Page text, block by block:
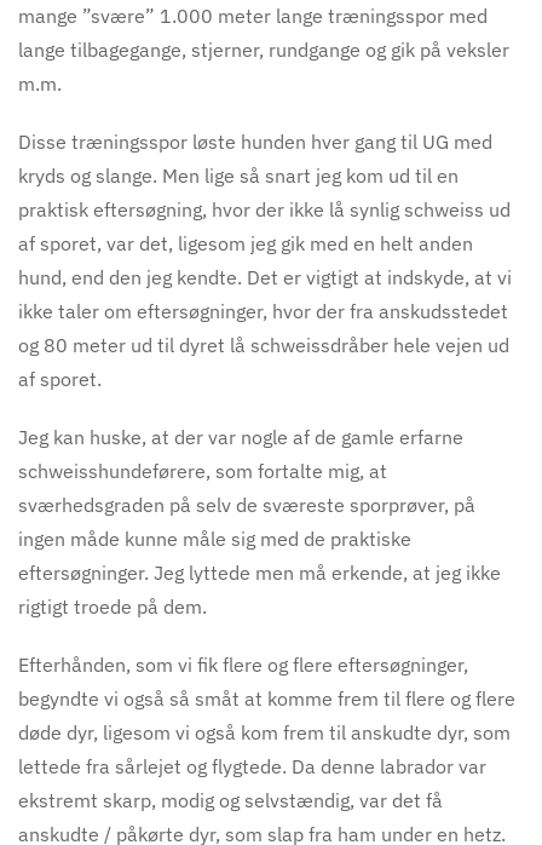
mange ”svære” 1.000 meter lange træningsspor med
lange tilbagegange, stjerner, rundgange og gik på veksler
m.m.
Disse træningsspor løste hunden hver gang til UG med
kryds og slange. Men lige så snart jeg kom ud til en
praktisk eftersøgning, hvor der ikke lå synlig schweiss ud
af sporet, var det, ligesom jeg gik med en helt anden
hund, end den jeg kendte. Det er vigtigt at indskyde, at vi
ikke taler om eftersøgninger, hvor der fra anskudsstedet
og 80 meter ud til dyret lå schweissdråber hele vejen ud
af sporet.
Jeg kan huske, at der var nogle af de gamle erfarne
schweisshundeførere, som fortalte mig, at
sværhedsgraden på selv de sværeste sporprøver, på
ingen måde kunne måle sig med de praktiske
eftersøgninger. Jeg lyttede men må erkende, at jeg ikke
rigtigt troede på dem.
Efterhånden, som vi fik flere og flere eftersøgninger,
begyndte vi også så småt at komme frem til flere og flere
døde dyr, ligesom vi også kom frem til anskudte dyr, som
lettede fra sårlejet og flygtede. Da denne labrador var
ekstremt skarp, modig og selvstændig, var det få
anskudte / påkørte dyr, som slap fra ham under en hetz.